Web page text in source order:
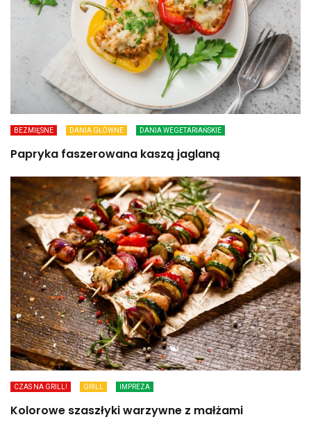
BEZMIĘSNE DANIA GŁÓWNE DANIA WEGETARIAŃSKIE
Papryka faszerowana kaszą jaglaną
CZAS NA GRILL! GRILL IMPREZA
Kolorowe szaszłyki warzywne z małżami